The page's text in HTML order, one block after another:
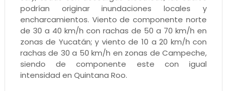
podrían originar inundaciones locales y
encharcamientos. Viento de componente norte
de 30 a 40 km/h con rachas de 50 a 70 km/h en
zonas de Yucatán; y viento de 10 a 20 km/h con
rachas de 30 a 50 km/h en zonas de Campeche,
siendo de componente este con igual
intensidad en Quintana Roo.